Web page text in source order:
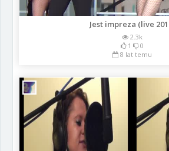
Jest impreza (live
2.3k
1
0
8 lat temu